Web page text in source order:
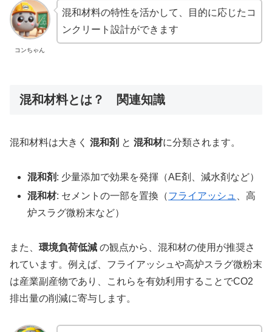
コンちゃん
混和材料の特性を活かして、目的に応じたコ
ンクリート設計ができます
混和材料とは？ 関連知識
混和材料は大きく 混和剤 と 混和材に分類されます。
混和剤 : 少量添加で効果を発揮（AE剤、減水剤など）
混和材: セメントの一部を置換（フライアッシュ
、高
炉スラグ微粉末など）
また、 環境負荷低減 の観点から、混和材の使用が推奨さ
れています。例えば、フライアッシュや高炉スラグ微粉末
は産業副産物であり、これらを有効利用することでCO2
排出量の削減に寄与します。